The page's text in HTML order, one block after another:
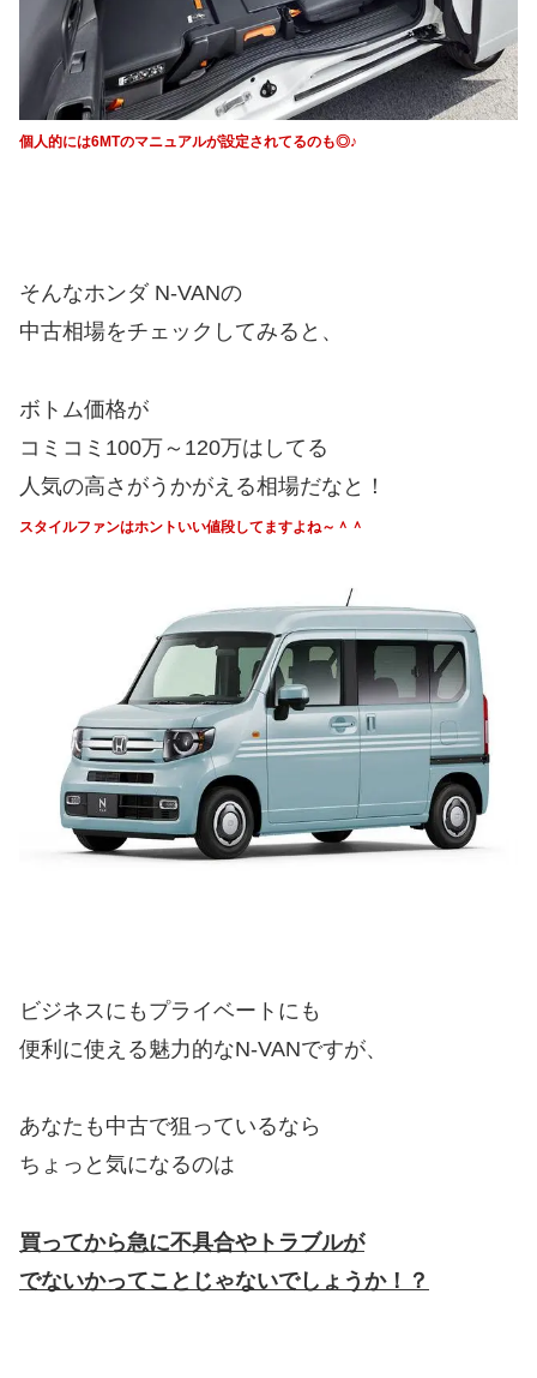
個人的には6MTのマニュアルが設定されてるのも◎♪
そんなホンダ N-VANの
中古相場をチェックしてみると、
ボトム価格が
コミコミ100万～120万はしてる
人気の高さがうかがえる相場だなと！
スタイルファンはホントいい値段してますよね～＾＾
ビジネスにもプライベートにも
便利に使える魅力的なN-VANですが、
あなたも中古で狙っているなら
ちょっと気になるのは
買ってから急に不具合やトラブルが
でないかってことじゃないでしょうか！？